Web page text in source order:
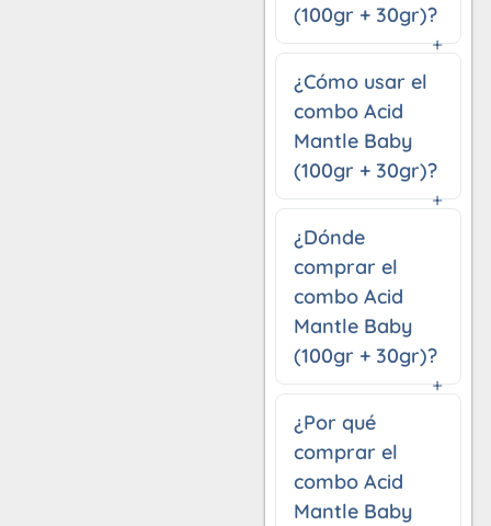
(100gr + 30gr)?
¿Cómo usar el
combo Acid
Mantle Baby
(100gr + 30gr)?
¿Dónde
comprar el
combo Acid
Mantle Baby
(100gr + 30gr)?
¿Por qué
comprar el
combo Acid
Mantle Baby